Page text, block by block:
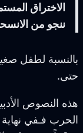
الاختراق
ننجو من
بالنسبة لطفل
حتى.
هذه النصوص
الحرب فـفي